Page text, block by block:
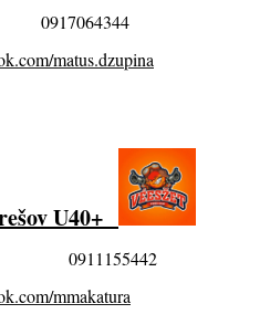
0917064344
matus.dzupina
U40+
0911155442
mmakatura